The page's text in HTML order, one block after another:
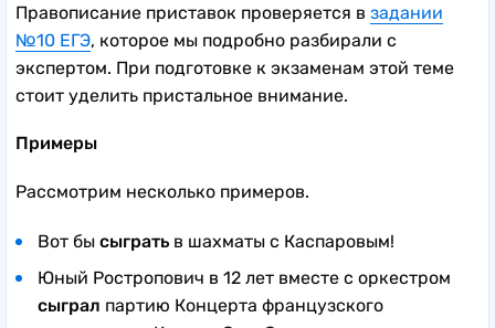
Правописание приставок проверяется в задании
№10 ЕГЭ, которое мы подробно разбирали с
экспертом. При подготовке к экзаменам этой теме
стоит уделить пристальное внимание.
Примеры
Рассмотрим несколько примеров.
Вот бы сыграть в шахматы с Каспаровым!
Юный Ростропович в 12 лет вместе с оркестром
сыграл партию Концерта французского